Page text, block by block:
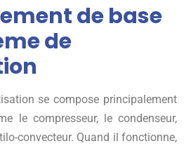
de base
de
se compose principalement
le compresseur, le condenseur,
convecteur. Quand il fonctionne,